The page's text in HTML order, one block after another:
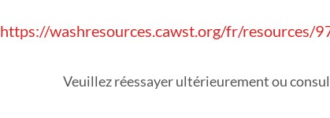
https://washresources.cawst.org/fr/resources/
Veuillez réessayer ultérieurement ou